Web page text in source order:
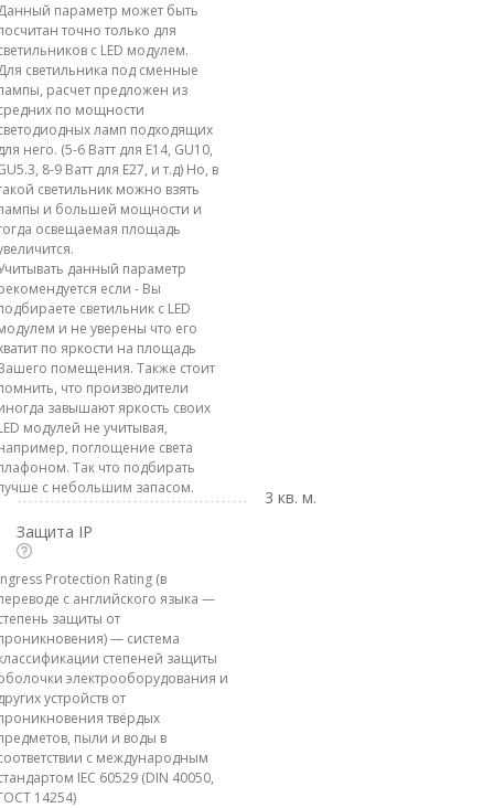
параметр может быть
точно только для
с LED модулем.
светильника под сменные
расчет предложен из
по мощности
ламп подходящих
него. (5-6 Ватт для E14, GU10,
8-9 Ватт для E27, и т.д) Но, в
светильник можно взять
и большей мощности и
освещаемая площадь
данный параметр
если - Вы
светильник с LED
и не уверены что его
по яркости на площадь
помещения. Также стоит
что производители
завышают яркость своих
модулей не учитывая,
поглощение света
Так что подбирать
с небольшим запасом.
3 кв. м.
Защита IP
Protection Rating (в
с английского языка —
защиты от
— система
степеней защиты
электрооборудования и
устройств от
твёрдых
пыли и воды в
с международным
IEC 60529 (DIN 40050,
14254)